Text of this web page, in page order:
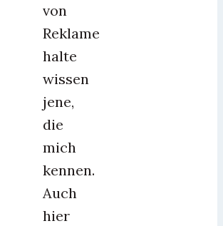
von
Reklame
halte
wissen
jene,
die
mich
kennen.
Auch
hier